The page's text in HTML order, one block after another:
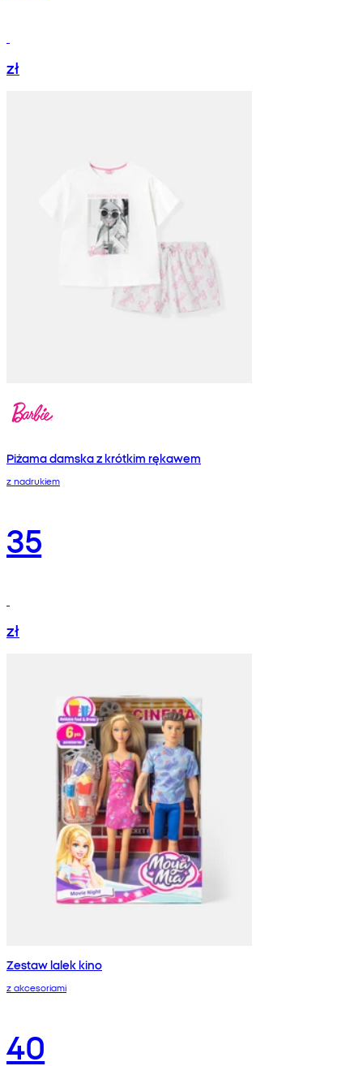
zł
Piżama damska z krótkim rękawem
z nadrukiem
35
zł
Zestaw lalek kino
z akcesoriami
40